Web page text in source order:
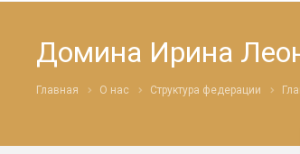
Домина Ирина
Главная О нас Структура федерации